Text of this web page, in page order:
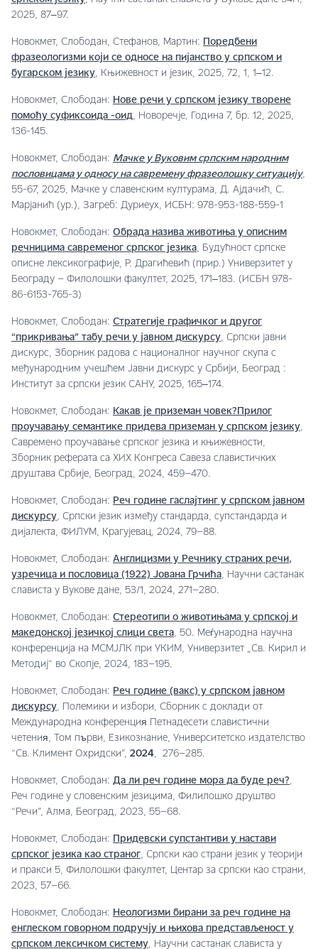
2025, 87‒97.
Новокмет, Слободан, Стефанов, Мартин:
Поредбени
фразеологизми који се односе на пијанство у српском и
бугарском језику, Књижевност и језик, 2025, 72, 1, 1‒12.
Новокмет, Слободан: Нове речи у српском језику творене
помоћу суфиксоида -оид, Новоречје, Година 7, бр. 12, 2025,
136-145.
Новокмет, Слободан: Мачке у Вуковим српским народним
пословицама у односу на савремену фразеолошку ситуацију,
55-67, 2025, Мачке у славенским културама, Д. Ајдачић, С.
Марјанић (ур.), Загреб: Дуриеуx, ИСБН: 978-953-188-559-1
Новокмет, Слободан: Обрада назива животиња у описним
речницима савременог српског језика, Будућност српске
описне лексикографије, Р. Драгићевић (прир.) Универзитет у
Београду – Филолошки факултет, 2025, 171‒183. (ИСБН 978-
86-6153-765-3)
Новокмет, Слободан: Стратегије графичког и другог
“прикривања” табу речи у јавном дискурсу, Српски јавни
дискурс, Зборник радова с националног научног скупа с
међународним учешћем Јавни дискурс у Србији, Београд :
Институт за српски језик САНУ, 2025, 165‒174.
Новокмет, Слободан: Какав је приземан човек?Прилог
проучавању семантике придева приземан у српском језику,
Савремено проучавање српског језика и књижевности,
Зборник реферата са XИX Конгреса Савеза славистичких
друштава Србије, Београд, 2024, 459–470.
Новокмет, Слободан: Реч године гаслајтинг у српском јавном
дискурсу, Српски језик између стандарда, супстандарда и
дијалекта, ФИЛУМ, Крагујевац, 2024, 79–88.
Новокмет, Слободан: Англицизми у Речнику страних речи,
узречица и пословица (1922) Јована Грчића, Научни састанак
слависта у Вукове дане, 53/1, 2024, 271–280.
Новокмет, Слободан: Стереотипи о животињама у српској и
македонској језичкој слици света, 50. Меѓународна научна
конференција на МСМЈЛК при УКИМ, Универзитет „Св. Кирил и
Методиј“ во Скопје, 2024, 183–195.
Новокмет, Слободан: Реч године (вакс) у српском јавном
дискурсу, Полемики и избори, Сборник с доклади от
Международна конференция Петнадесети славистични
четения, Том първи, Езикознание, Университетско издателство
“Св. Климент Охридски”, 2024, 276–285.
Новокмет, Слободан: Да ли реч године мора да буде реч?,
Реч године у словенским језицима, Филилошко друштво
“Речи”, Алма, Београд, 2023, 55–68.
Новокмет, Слободан:
Придевски супстантиви у настави
српског језика као страног, Српски као страни језик у теорији
и пракси 5, Филолошки факултет, Центар за српски као страни,
2023, 57–66.
Новокмет, Слободан: Неологизми бирани за реч године на
енглеском говорном подручју и њихова представљеност у
српском лексичком систему, Научни састанак слависта у